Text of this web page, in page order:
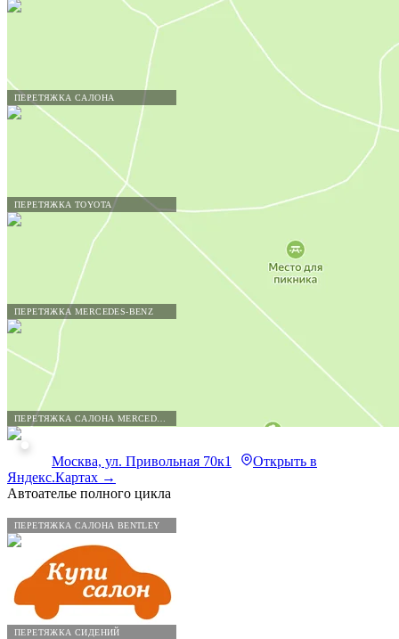
ПЕРЕТЯЖКА САЛОНА
ПЕРЕТЯЖКА TOYOTA
ПЕРЕТЯЖКА MERCEDES-BENZ
ПЕРЕТЯЖКА САЛОНА BENTLEY
ПЕРЕТЯЖКА СИДЕНИЙ
Москва, ул. Привольная 70к1
Открыть в
Яндекс.Картах →
Автоателье полного цикла